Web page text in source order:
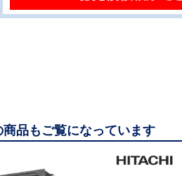
品もご覧になっています